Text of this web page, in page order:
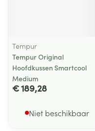
Tempur
Tempur Original
Hoofdkussen Smartcool
Medium
€ 189,28
Niet beschikbaar